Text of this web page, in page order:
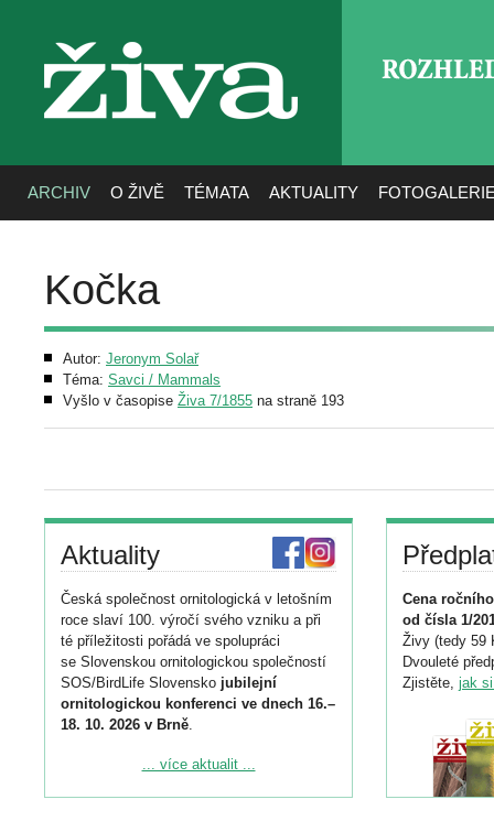
živa
ARCHIV O ŽIVĚ TÉMATA AKTUALITY
Kočka
Autor: Jeronym Solař
Téma: Savci / Mammals
Vyšlo v časopise Živa 7/1855 na straně 193
Aktuality
Česká společnost ornitologická v letošním
roce slaví 100. výročí svého vzniku a při
té příležitosti pořádá ve spolupráci
se Slovenskou ornitologickou společností
SOS/BirdLife Slovensko jubilejní
ornitologickou konferenci ve dnech 16.–
18. 10. 2026 v Brně.
Podrobnější informace ke konferenci
... více aktualit ...
Cena
od čísla 1/
Živy (tedy 59
Dvouleté
Zjistěte, jak